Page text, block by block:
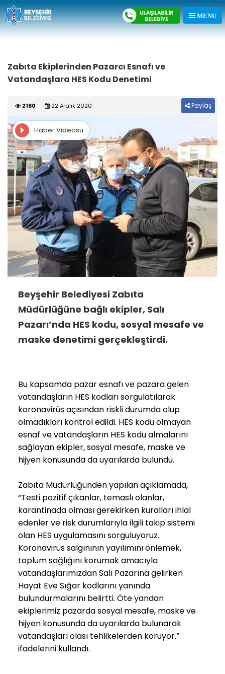
Zabıta Ekiplerinden Pazarcı Esnafı ve
Vatandaşlara HES Kodu Denetimi
2160 22 Aralık 2020 Paylaş
Haber Videosu
Beyşehir Belediyesi Zabıta
Müdürlüğüne bağlı ekipler, Salı
Pazarı’nda HES kodu, sosyal mesafe ve
maske denetimi gerçekleştirdi.
Bu kapsamda pazar esnafı ve pazara gelen
vatandaşların HES kodları sorgulatılarak
koronavirüs açısından riskli durumda olup
olmadıkları kontrol edildi. HES kodu olmayan
esnaf ve vatandaşların HES kodu almalarını
sağlayan ekipler, sosyal mesafe, maske ve
hijyen konusunda da uyarılarda bulundu.
Zabıta Müdürlüğünden yapılan açıklamada,
“Testi pozitif çıkanlar, temaslı olanlar,
karantinada olması gerekirken kuralları ihlal
edenler ve risk durumlarıyla ilgili takip sistemi
olan HES uygulamasını sorguluyoruz.
Koronavirüs salgınının yayılımını önlemek,
toplum sağlığını korumak amacıyla
vatandaşlarımızdan Salı Pazarına gelirken
Hayat Eve Sığar kodlarını yanında
bulundurmalarını belirtti. Öte yandan
ekiplerimiz pazarda sosyal mesafe, maske ve
hijyen konusunda da uyarılarda bulunarak
vatandaşları olası tehlikelerden koruyor.”
ifadelerini kullandı.